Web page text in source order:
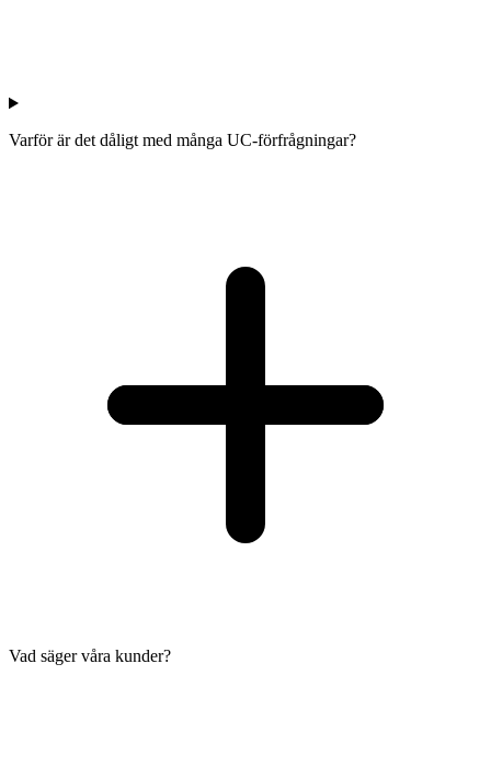
Varför är det dåligt med många UC-förfrågningar?
Vad säger våra kunder?